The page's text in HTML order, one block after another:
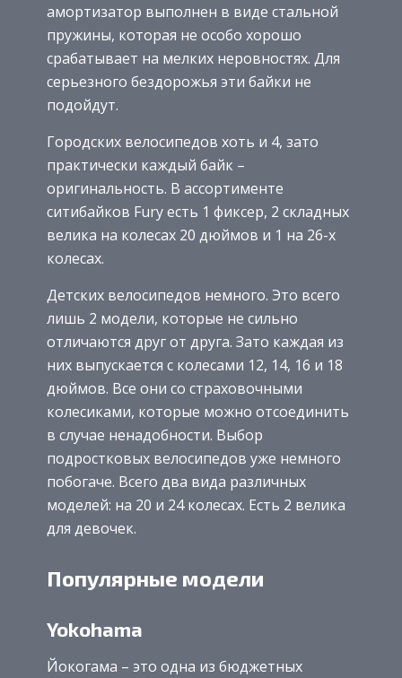
амортизатор выполнен в виде стальной
пружины, которая не особо хорошо
срабатывает на мелких неровностях. Для
серьезного бездорожья эти байки не
подойдут.
Городских велосипедов хоть и 4, зато
практически каждый байк –
оригинальность. В ассортименте
ситибайков Fury есть 1 фиксер, 2 складных
велика на колесах 20 дюймов и 1 на 26-х
колесах.
Детских велосипедов немного. Это всего
лишь 2 модели, которые не сильно
отличаются друг от друга. Зато каждая из
них выпускается с колесами 12, 14, 16 и 18
дюймов. Все они со страховочными
колесиками, которые можно отсоединить
в случае ненадобности. Выбор
подростковых велосипедов уже немного
побогаче. Всего два вида различных
моделей: на 20 и 24 колесах. Есть 2 велика
для девочек.
Популярные модели
Yokohama
Йокогама – это одна из бюджетных